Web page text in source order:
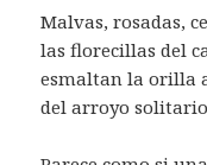
Malvas, rosadas,
las florecillas del
esmaltan la orilla
del arroyo